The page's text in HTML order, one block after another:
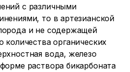
с различными
то в артезианской
и не содержащей
количества органических
вода, железо
раствора бикарбоната